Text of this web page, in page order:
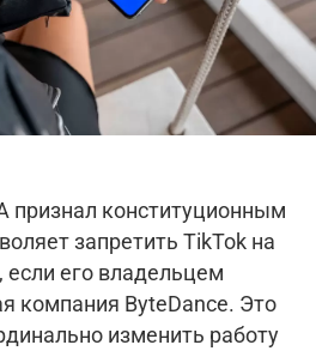
конституционным
запретить TikTok на
если его владельцем
компания ByteDance. Это
изменить работу